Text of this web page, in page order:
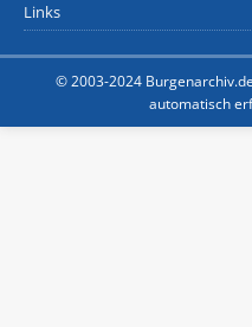
Links
© 2003-2024
automatisch